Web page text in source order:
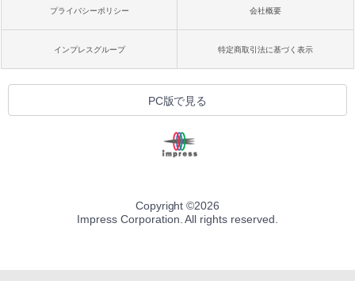
プライバシーポリシー 会社概要
インプレスグループ 特定商取引法に基づく表示
PC版で見る
Copyright ©2026
Impress Corporation. All rights reserved.